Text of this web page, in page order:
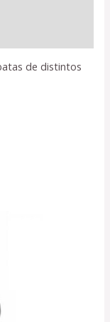
de distintos